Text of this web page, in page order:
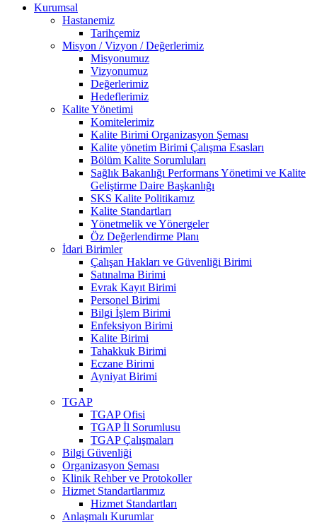
Kurumsal
Hastanemiz
Tarihçemiz
Misyon / Vizyon / Değerlerimiz
Misyonumuz
Vizyonumuz
Değerlerimiz
Hedeflerimiz
Kalite Yönetimi
Komitelerimiz
Kalite Birimi Organizasyon Şeması
Kalite yönetim Birimi Çalışma Esasları
Bölüm Kalite Sorumluları
Sağlık Bakanlığı Performans Yönetimi ve Kalite
Geliştirme Daire Başkanlığı
SKS Kalite Politikamız
Kalite Standartları
Yönetmelik ve Yönergeler
Öz Değerlendirme Planı
İdari Birimler
Çalışan Hakları ve Güvenliği Birimi
Satınalma Birimi
Evrak Kayıt Birimi
Personel Birimi
Bilgi İşlem Birimi
Enfeksiyon Birimi
Kalite Birimi
Tahakkuk Birimi
Eczane Birimi
Ayniyat Birimi
TGAP
TGAP Ofisi
TGAP İl Sorumlusu
TGAP Çalışmaları
Bilgi Güvenliği
Organizasyon Şeması
Klinik Rehber ve Protokoller
Hizmet Standartlarımız
Hizmet Standartları
Anlaşmalı Kurumlar